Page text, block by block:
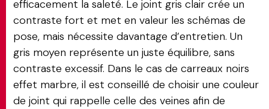
efficacement la saleté. Le joint gris clair crée un
contraste fort et met en valeur les schémas de
pose, mais nécessite davantage d’entretien. Un
gris moyen représente un juste équilibre, sans
contraste excessif. Dans le cas de carreaux noirs
effet marbre, il est conseillé de choisir une couleur
de joint qui rappelle celle des veines afin de